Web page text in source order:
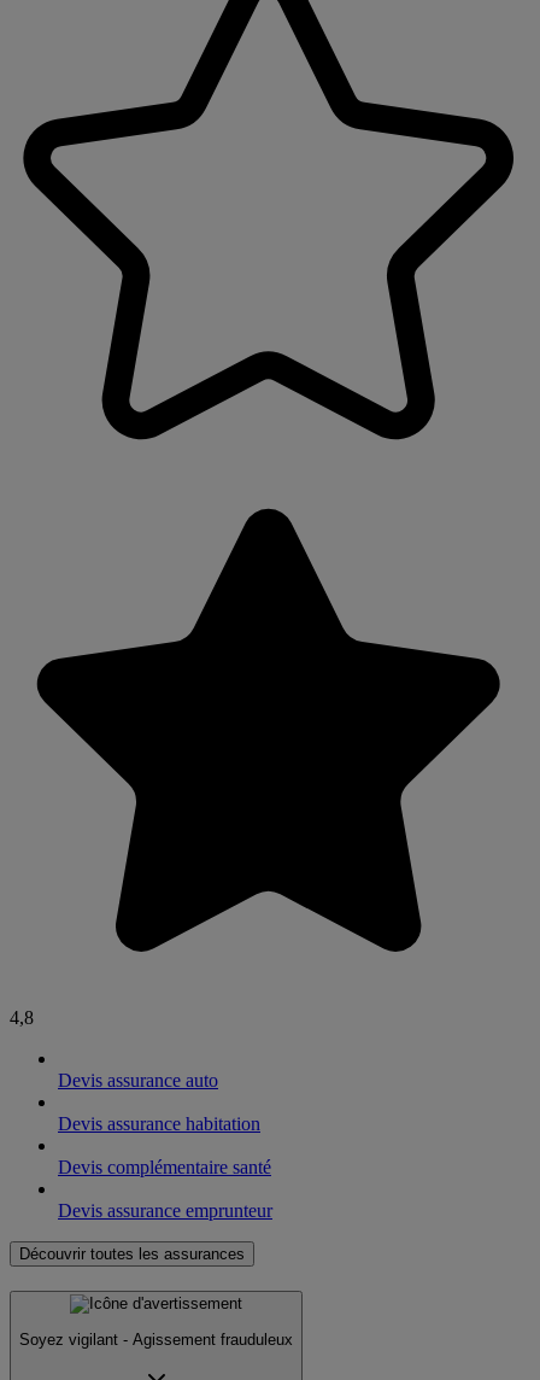
4,8
Devis assurance auto
Devis assurance habitation
Devis complémentaire santé
Devis assurance emprunteur
Découvrir toutes les assurances
Soyez vigilant - Agissement frauduleux